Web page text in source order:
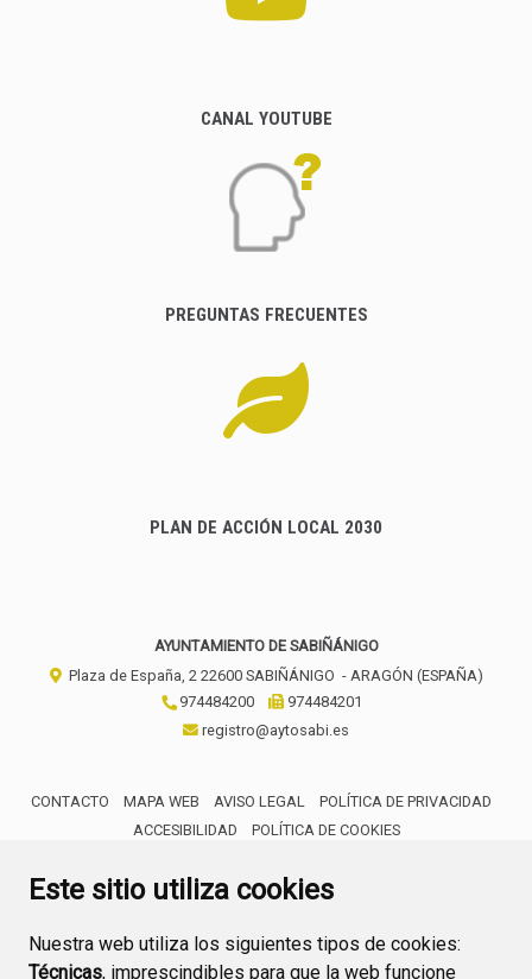
Este sitio utiliza cookies
Nuestra web utiliza los siguientes tipos de cookies:
Técnicas, imprescindibles para que la web funcione
CANAL YOUTUBE
PREGUNTAS FRECUENTES
PLAN DE ACCIÓN LOCAL 2030
AYUNTAMIENTO DE SABIÑÁNIGO
Plaza de España, 2 22600 SABIÑÁNIGO - ARAGÓN (ESPAÑA)
974484200
974484201
registro@aytosabi.es
CONTACTO MAPA WEB AVISO LEGAL
POLÍTICA DE PRIVACIDAD
ACCESIBILIDAD
POLÍTICA DE COOKIES